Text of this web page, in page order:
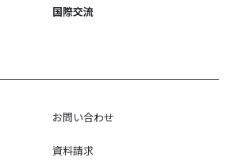
国際交流
お問い合わせ
資料請求